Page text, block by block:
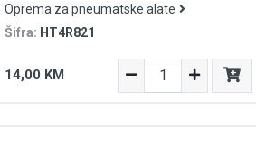
Oprema za pneumatske alate
Šifra: HT4R821
14,00 KM